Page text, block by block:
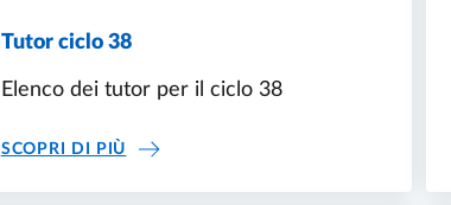
Tutor ciclo 38
Elenco dei tutor per il ciclo 38
SCOPRI DI PIÙ TUTOR CICLO 38